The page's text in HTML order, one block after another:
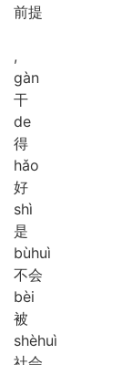
前提
,
gàn
干
de
得
hǎo
好
shì
是
bùhuì
不会
bèi
被
shèhuì